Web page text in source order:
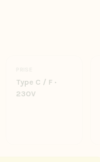
Type C / F ·
230V